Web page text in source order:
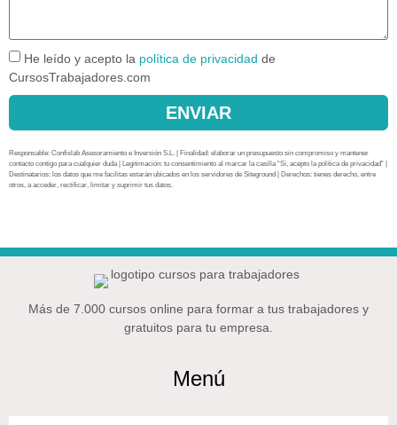
He leído y acepto la política de privacidad de
CursosTrabajadores.com
ENVIAR
Responsable: Confislab Asesoramiento e Inversión S.L. | Finalidad: elaborar un presupuesto sin compromiso y mantener
contacto contigo para cualquier duda | Legitimación: tu consentimiento al marcar la casilla “Sí, acepto la política de privacidad” |
Destinatarios: los datos que me facilitas estarán ubicados en los servidores de Siteground | Derechos: tienes derecho, entre
otros, a acceder, rectificar, limitar y suprimir tus datos.
Más de 7.000 cursos online para formar a tus trabajadores y
gratuitos para tu empresa.
Menú